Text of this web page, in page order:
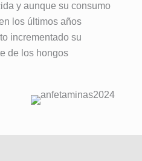
y aunque su consumo
los últimos años
incrementado su
de los hongos